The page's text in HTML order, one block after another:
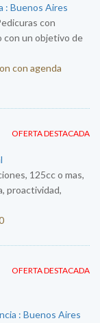
: Buenos Aires
con
con un objetivo de
con agenda
OFERTA DESTACADA
125cc o mas,
proactividad,
OFERTA DESTACADA
: Buenos Aires